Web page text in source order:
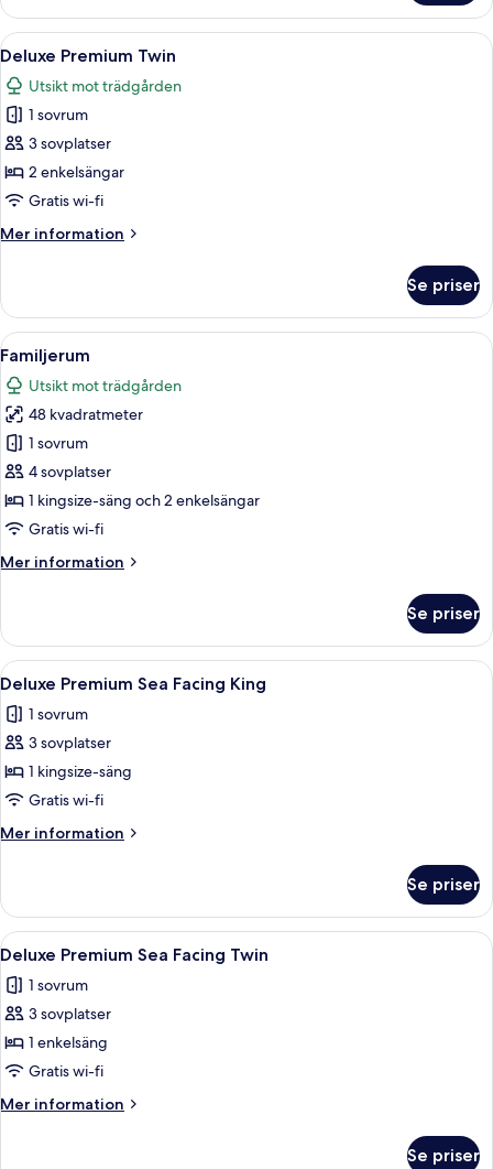
Premium
King
Room
Öppna
alla
foton
för
Deluxe
Premium
Twin
Ett hotellrum med två sängar, en
6
Deluxe Premium Twin
Utsikt mot trädgården
1 sovrum
3 sovplatser
2 enkelsängar
Gratis wi-fi
Mer information
Mer
Premium
Twin
Se priser
Öppna
alla
foton
för
Familjerum
Ett hotellrum med två sängar, ett
6
Familjerum
Utsikt mot trädgården
48 kvadratmeter
1 sovrum
4 sovplatser
1 kingsize-säng och 2 enkelsängar
Gratis wi-fi
Mer information
Mer
Se priser
Öppna
alla
foton
för
Deluxe
Premium
Sea
Facing
Ett hotellrum med en säng, ett
3
Deluxe Premium Sea Facing King
1 sovrum
3 sovplatser
1 kingsize-säng
Gratis wi-fi
Mer information
Mer
Premium
Sea
Facing
Se priser
Öppna
alla
foton
för
Deluxe
Premium
Sea
Facing
Ett hotellrum med två sängar, en
6
Deluxe Premium Sea Facing Twin
1 sovrum
3 sovplatser
1 enkelsäng
Gratis wi-fi
Mer information
Mer
Se priser